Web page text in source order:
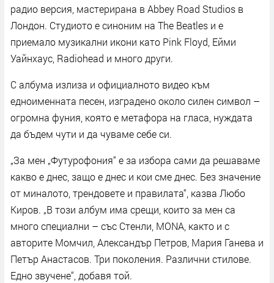
радио версия, мастерирана в Abbey Road Studios в
Лондон. Студиото е синоним на The Beatles и е
приемало музикални икони като Pink Floyd, Ейми
Уайнхаус, Radiohead и много други.
С албума излиза и официалното видео към
едноименната песен, изградено около силен символ –
огромна фуния, която е метафора на гласа, нуждата
да бъдем чути и да чуваме себе си.
„За мен „Футурофония“ е за избора сами да решаваме
какво е днес, защо е днес и кои сме днес. Без значение
от миналото, трендовете и правилата“, казва Любо
Киров. „В този албум има срещи, които за мен са
много специални – със Стенли, MONA, както и с
авторите Момчил, Александър Петров, Мария Ганева и
Петър Анастасов. Три поколения. Различни стилове.
Едно звучене“, добавя той.